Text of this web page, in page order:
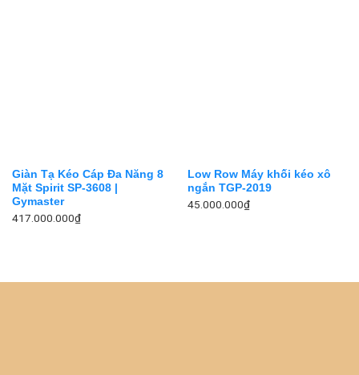
Giàn Tạ Kéo Cáp Đa Năng 8
Mặt Spirit SP-3608 |
Gymaster
417.000.000₫
Low Row Máy khối kéo xô
ngắn TGP-2019
45.000.000₫